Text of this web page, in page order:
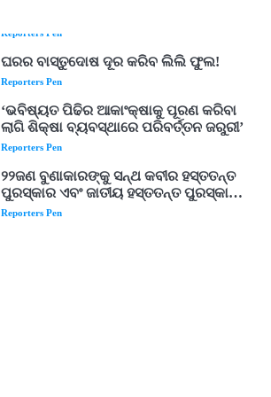
Reporters Pen
ଘରର ବାସ୍ତୁଦୋଷ ଦୂର କରିବ ଲିଲି ଫୁଲ!
Reporters Pen
‘ଭବିଷ୍ୟତ ପିଢିର ଆକାଂକ୍ଷାକୁ ପୂରଣ କରିବା
ଲାଗି ଶିକ୍ଷା ବ୍ୟବସ୍ଥାରେ ପରିବର୍ତ୍ତନ ଜରୁରୀ’
Reporters Pen
୨୨ଜଣ ବୁଣାକାରଙ୍କୁ ସନ୍ଥ କବୀର ହସ୍ତତନ୍ତ
ପୁରସ୍କାର ଏବଂ ଜାତୀୟ ହସ୍ତତନ୍ତ ପୁରସ୍କାର
ପ୍ରଦାନ, ଓଡ଼ିଶାରୁ ୨ ଜଣଙ୍କୁ ମିଳିଲା
Reporters Pen